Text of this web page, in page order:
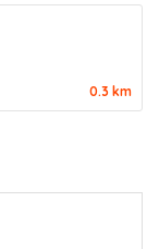
0.3 km